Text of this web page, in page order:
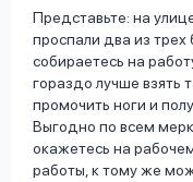
Представьте: на
проспали два из
собираетесь на
гораздо лучше взять
промочить ноги и
Выгодно по всем
окажетесь на
работы, к тому же